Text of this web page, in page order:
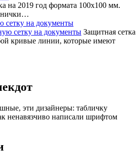
на 2019 год формата 100х100 мм.
сетку на документы
Защитная сетка
кривые линии, которые имеют
эти дизайнеры: табличку
написали шрифтом